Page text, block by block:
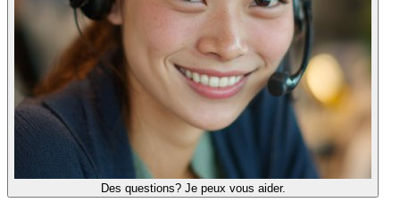
Des questions? Je peux vous aider.